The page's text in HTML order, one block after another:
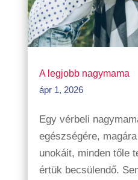
A legjobb nagymama
ápr 1, 2026
Egy vérbeli
egészségére,
unokáit, minden tőle
értük becsülendő.